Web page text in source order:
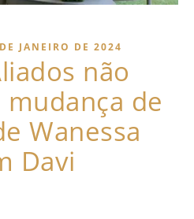
JANEIRO DE 2024
não
de
Wanessa
Davi